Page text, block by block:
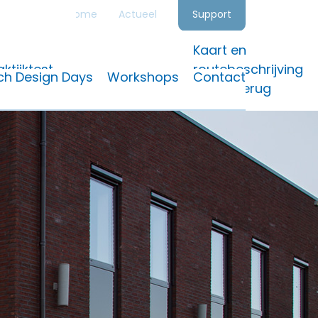
Home Actueel Support
Design Days Workshops Contact
Kaart en
routebeschrijving
Bel mij terug